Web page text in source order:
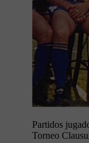
Partidos
Torneo